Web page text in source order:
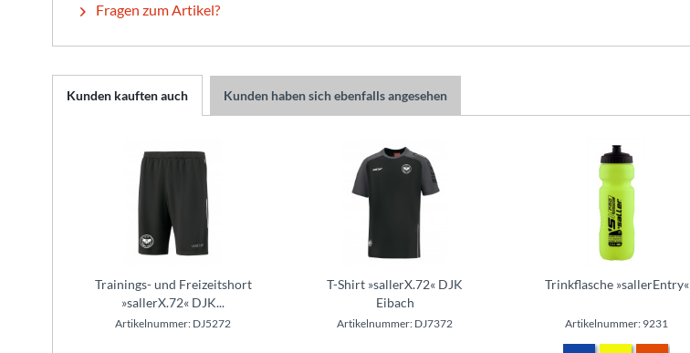
Fragen zum Artikel?
Kunden kauften auch Kunden haben sich ebenfalls angesehen
Trainings- und Freizeitshort
»sallerX.72« DJK...
Artikelnummer: DJ5272
T-Shirt »sallerX.72« DJK
Eibach
Artikelnummer: DJ7372
Trinkflasche »sallerEntry«
Artikelnummer: 9231